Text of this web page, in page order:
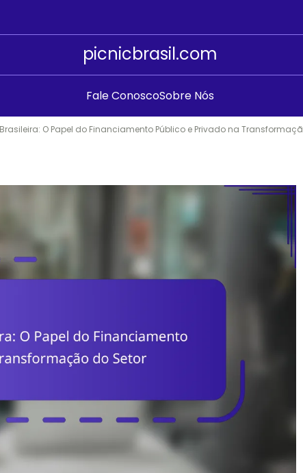
picnicbrasil.com
Fale ConoscoSobre Nós
O Papel do Financiamento Público e Privado na